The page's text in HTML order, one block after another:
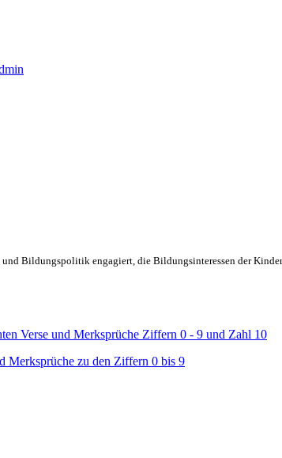
Bildungspolitik engagiert, die Bildungsinteressen der